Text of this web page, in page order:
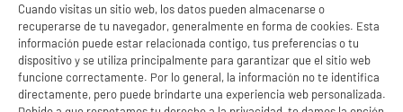
BY ELECTRODEPOT
Cacerola COSYLIFE 24cm
Compatibilidad : Todo Tipo De Placas, Entre
Ellas Las De Inducción
DEPOT
Con el fin de mejorar tu experiencia, y tras tu consentimiento, ELECTRO DEPOT
y sus socios utilizan cookies que procesan tus datos personales para:
- compartir contenido adaptado a tus preferencias
- ofrecer publicidad y comunicaciones personalizadas
- facilitar el intercambio de contenido en las redes sociales
Cuando visitas un sitio web, los datos pueden almacenarse o
recuperarse de tu navegador, generalmente en forma de cookies. Esta
información puede estar relacionada contigo, tus preferencias o tu
dispositivo y se utiliza principalmente para garantizar que el sitio web
funcione correctamente. Por lo general, la información no te identifica
directamente, pero puede brindarte una experiencia web personalizada.